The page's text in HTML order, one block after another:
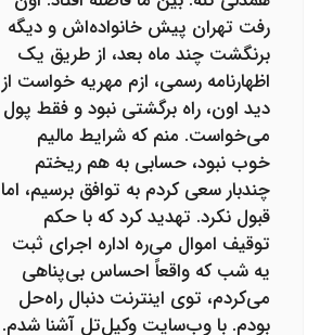
رفت تهران پیش خانواده‌اش و دیگه
برنگشت چند ماه بعد، از طریق یک
اظهارنامه رسمی، ازم مهریه خواست از
دید اون، راه برگشتی نبود و فقط پول
می‌خواست. منم که شرایط مالیم
خوب نبود، حسابی به هم ریختم
چندبار سعی کردم به توافق برسیم، اما
قبول نکرد. تهدید کرد که با حکم
توقیف اموال می‌ره اداره اجرای ثبت
یه شب که واقعاً احساس بی‌پناهی
می‌کردم، توی اینترنت دنبال راه‌حل
بودم. با وب‌سایت وکیل‌تل آشنا شدم.